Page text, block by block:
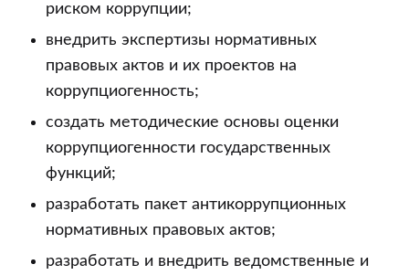
риском коррупции;
внедрить экспертизы нормативных
правовых актов и их проектов на
коррупциогенность;
создать методические основы оценки
коррупциогенности государственных
функций;
разработать пакет антикоррупционных
нормативных правовых актов;
разработать и внедрить ведомственные и